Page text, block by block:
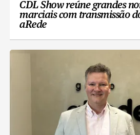
CDL Show reúne grandes
marciais com transmissão
aRede